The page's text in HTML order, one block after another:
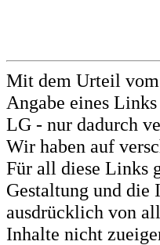
Mit dem Urteil vom
Angabe eines
LG - nur dadurch
Wir haben auf
Für all diese Links
Gestaltung und die
ausdrücklich von
Inhalte nicht